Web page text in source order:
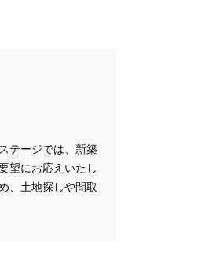
テージでは、新築
望にお応えいたし
、土地探しや間取